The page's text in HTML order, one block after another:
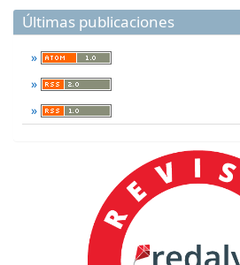
Últimas publicaciones